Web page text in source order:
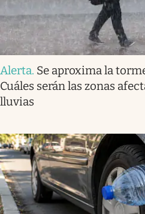
Alerta. Se aproxima la
Cuáles serán las zonas
lluvias